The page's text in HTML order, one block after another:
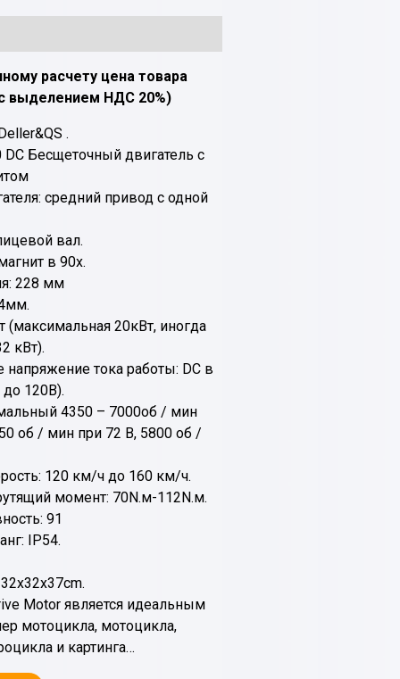
расчету цена товара
выделением НДС 20%)
.
DC Бесщеточный двигатель с
средний привод с одной
вал.
в 90х.
228 мм
20кВт, иногда
кВт).
тока работы: DC в
120В).
4350 – 7000об / мин
об / мин при 72 В, 5800 об /
120 км/ч до 160 км/ч.
момент: 70N.м-112N.м.
91
IP54.
Motor является идеальным
мотоцикла, мотоцикла,
и картинга…